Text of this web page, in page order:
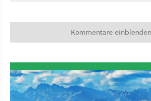
Kommentare einblenden